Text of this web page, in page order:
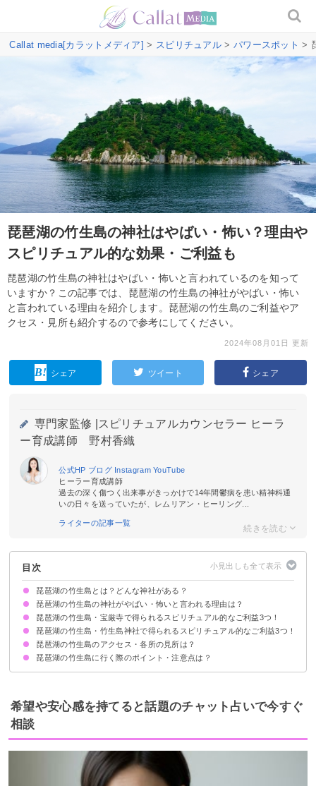
Callat media[カラットメディア] > スピリチュアル > パワースポット >
琵琶湖の竹生島の神社はやばい・怖い？理由や
スピリチュアル的な効果・ご利益も
琵琶湖の竹生島の神社はやばい・怖いと言われているのを知って
いますか？この記事では、琵琶湖の竹生島の神社がやばい・怖い
と言われている理由を紹介します。琵琶湖の竹生島のご利益やア
クセス・見所も紹介するので参考にしてください。
2024年08月01日 更新
シェア ツイート シェア
専門家監修 |
スピリチュアルカウンセラー ヒーラ
ー育成講師 野村香織
公式HP ブログ InstagramYouTube
ヒーラー育成講師
過去の深く傷つく出来事がきっかけで14年間鬱病を患い精神科通
いの日々を送っていたが、レムリアン・ヒーリング...
ライターの記事一覧
目次
琵琶湖の竹生島とは？どんな神社がある？
琵琶湖の竹生島の神社がやばい・怖いと言われる理由は？
戦国時代の合戦で多くが戦死した地だから
『近江国風土記』に記載された伝説が怖い
ご利益がすごすぎる
琵琶湖の竹生島・宝厳寺で得られるスピリチュアル的なご利益3つ！
①金運上昇
②仕事運アップ
③心願成就
琵琶湖の竹生島・竹生島神社で得られるスピリチュアル的なご利益3つ！
①招財
②五穀豊穣
③恋愛成就
琵琶湖の竹生島のアクセス・各所の見所は？
竹生島まではクルーズ船で移動
宝厳寺の情報・見所
竹生島神社の情報・見所
竹生島神社の願掛け：かわらけ投げについて
琵琶湖の竹生島に行く際のポイント・注意点は？
レジャーシーズンは混み合うので注意
宿泊はできない
階段が多いので歩きやすい靴が良い
希望や安心感を持てると話題のチャット占いで今すぐ
相談